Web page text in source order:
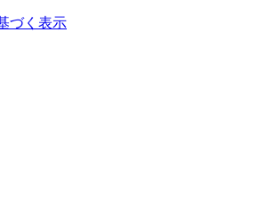
づく表示